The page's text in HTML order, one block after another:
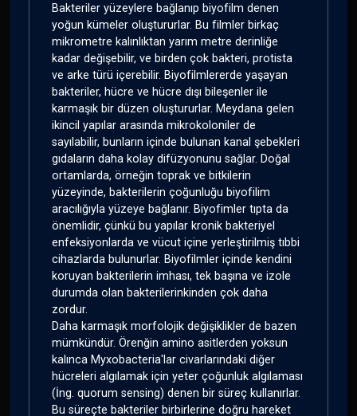
Bakteriler yüzeylere bağlanıp biyofilm denen
yoğun kümeler oluştururlar. Bu filmler birkaç
mikrometre kalınlıktan yarım metre derinliğe
kadar değişebilir, ve birden çok bakteri, protista
ve arke türü içerebilir. Biyofilmlererde yaşayan
bakteriler, hücre ve hücre dışı bileşenler ile
karmaşık bir düzen oluştururlar. Meydana gelen
ikincil yapılar arasında mikrokoloniler de
sayılabilir, bunların içinde bulunan kanal şebekleri
gıdaların daha kolay difüzyonunu sağlar. Doğal
ortamlarda, örneğin toprak ve bitkilerin
yüzeyinde, bakterilerin çoğunluğu biyofilim
aracılığıyla yüzeye bağlanır. Biyofimler tıpta da
önemlidir, çünkü bu yapılar kronik bakteriyel
enfeksiyonlarda ve vücut içine yerleştirilmiş tıbbi
cihazlarda bulunurlar. Biyofilmler içinde kendini
koruyan bakterilerin imhası, tek başına ve izole
durumda olan bakterilerinkinden çok daha
zordur.
Daha karmaşık morfolojik değişiklikler de bazen
mümkündür. Örenğin amino asitlerden yoksun
kalınca Myxobacteria'lar civarlarındaki diğer
hücreleri algılamak için yeter çoğunluk algılaması
(İng. quorum sensing) denen bir süreç kullanırlar.
Bu süreçte bakteriler birbirlerine doğru hareket